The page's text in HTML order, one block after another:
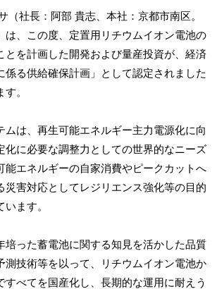
（社長：阿部 貴志、本社：京都市南区。
は、この度、定置用リチウムイオン電池の
とを計画した開発および量産投資が、経済
係る供給確保計画」として認定されました
。
ムは、再生可能エネルギー主力電源化に向
化に必要な調整力としての世界的なニーズ
能エネルギーの自家消費やピークカットへ
災害対応としてレジリエンス強化等の目的
ます。
培った蓄電池に関する知見を活かした品質
測技術等を以って、リチウムイオン電池か
すべてを国産化し、長期的な運用に耐えう